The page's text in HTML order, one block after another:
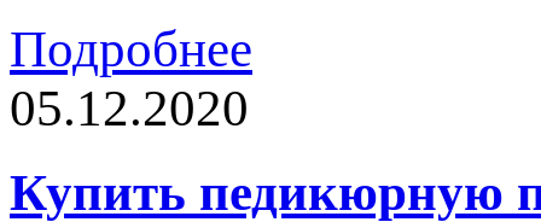
Подробнее
05.12.2020
Купить педикюрную